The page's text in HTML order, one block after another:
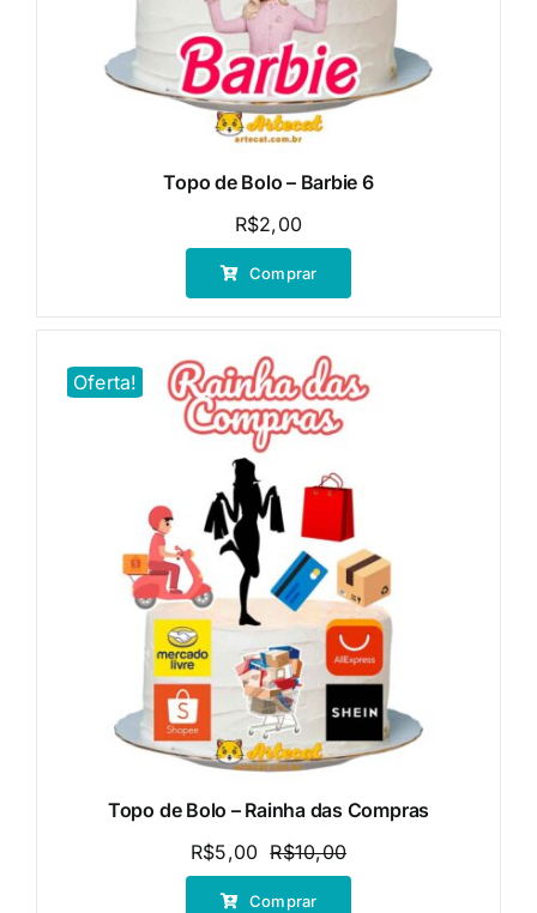
Topo de Bolo – Barbie 6
R$2,00
Comprar
Oferta!
Topo de Bolo – Rainha das Compras
R$10,00O
preço
R$5,00
O
preço
Comprar